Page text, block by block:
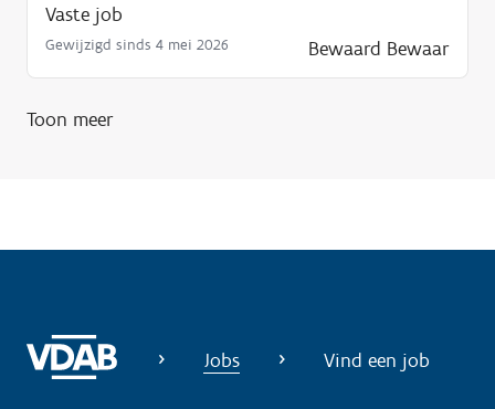
Vaste job
Gewijzigd sinds 4 mei 2026 Bewaard Bewaar
Toon meer
Jobs Vind een job